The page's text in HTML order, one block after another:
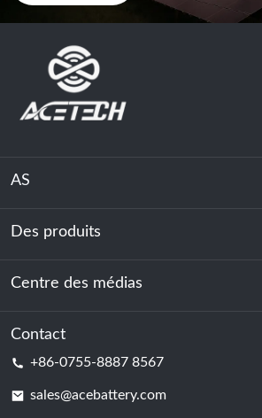
AS
À propos de nous
Durabilité
Des produits
Stockage d'énergie
Centre de données et salle des serveurs
Centre des médias
Nouvelles
Contact
+86-0755-8887 8567
sales@acebattery.com